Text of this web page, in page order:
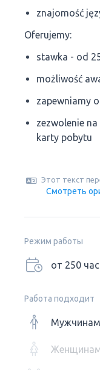
znajomość
Oferujemy:
stawka - od
możliwość
zapewniamy
zezwolenie
karty pobytu
Этот текст
Смотреть
Режим работы
от 250
Работа подходит
Мужчинам